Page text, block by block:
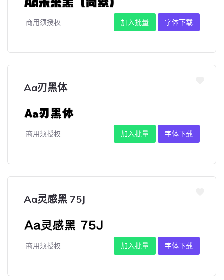
商用须授权 加入批量 字体下载
Aa刃黑体
商用须授权 加入批量 字体下载
Aa灵感黑 75J
商用须授权 加入批量 字体下载